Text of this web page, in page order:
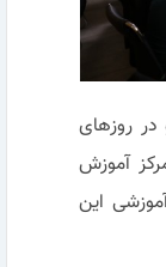
بوده و در روزهای
18 در محل مرکز آموزش
این